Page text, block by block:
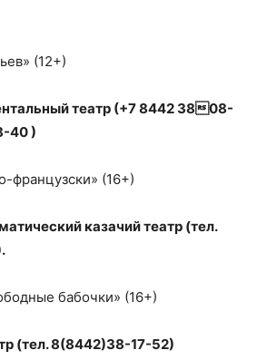
(12+)
театр (+7 8442 3808-
40 )
французски» (16+)
казачий театр (тел.
бабочки» (16+)
(тел. 8(8442)38-17-52)